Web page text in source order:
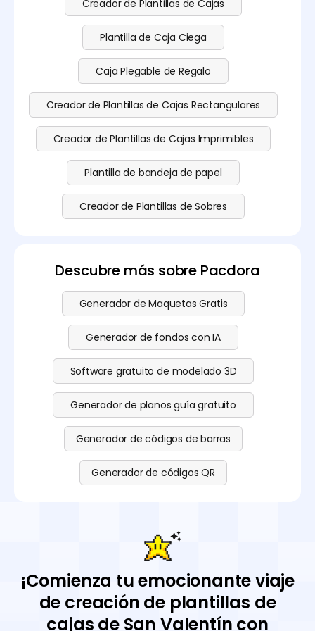
Creador de Plantillas de Cajas
Plantilla de Caja Ciega
Caja Plegable de Regalo
Creador de Plantillas de Cajas Rectangulares
Creador de Plantillas de Cajas Imprimibles
Plantilla de bandeja de papel
Creador de Plantillas de Sobres
Descubre más sobre Pacdora
Generador de Maquetas Gratis
Generador de fondos con IA
Software gratuito de modelado 3D
Generador de planos guía gratuito
Generador de códigos de barras
Generador de códigos QR
¡Comienza tu emocionante viaje
de creación de plantillas de
cajas de San Valentín con